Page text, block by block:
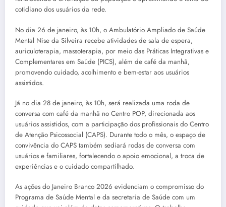
cotidiano dos usuários da rede.
No dia 26 de janeiro, às 10h, o Ambulatório Ampliado de Saúde
Mental Nise da Silveira recebe atividades de sala de espera,
auriculoterapia, massoterapia, por meio das Práticas Integrativas e
Complementares em Saúde (PICS), além de café da manhã,
promovendo cuidado, acolhimento e bem-estar aos usuários
assistidos.
Já no dia 28 de janeiro, às 10h, será realizada uma roda de
conversa com café da manhã no Centro POP, direcionada aos
usuários assistidos, com a participação dos profissionais do Centro
de Atenção Psicossocial (CAPS). Durante todo o mês, o espaço de
convivência do CAPS também sediará rodas de conversa com
usuários e familiares, fortalecendo o apoio emocional, a troca de
experiências e o cuidado compartilhado.
As ações do Janeiro Branco 2026 evidenciam o compromisso do
Programa de Saúde Mental e da secretaria de Saúde com um